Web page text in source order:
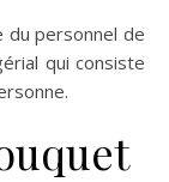
du personnel de
qui consiste